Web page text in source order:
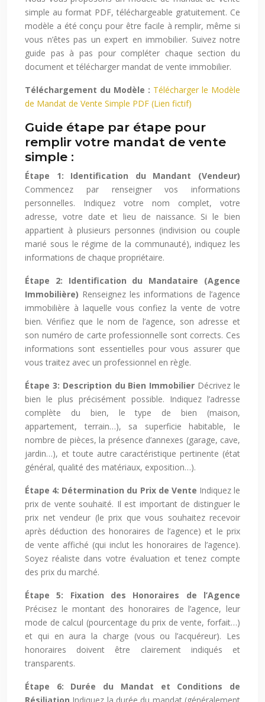
simple au format PDF, téléchargeable gratuitement. Ce
modèle a été conçu pour être facile à remplir, même si
vous n’êtes pas un expert en immobilier. Suivez notre
guide pas à pas pour compléter chaque section du
document et télécharger mandat de vente immobilier.
Téléchargement du Modèle : Télécharger le Modèle
de Mandat de Vente Simple PDF (Lien fictif)
Guide étape par étape pour
remplir votre mandat de vente
simple :
Étape 1: Identification du Mandant (Vendeur)
Commencez par renseigner vos informations
personnelles. Indiquez votre nom complet, votre
adresse, votre date et lieu de naissance. Si le bien
appartient à plusieurs personnes (indivision ou couple
marié sous le régime de la communauté), indiquez les
informations de chaque propriétaire.
Étape 2: Identification du Mandataire (Agence
Immobilière) Renseignez les informations de l’agence
immobilière à laquelle vous confiez la vente de votre
bien. Vérifiez que le nom de l’agence, son adresse et
son numéro de carte professionnelle sont corrects. Ces
informations sont essentielles pour vous assurer que
vous traitez avec un professionnel en règle.
Étape 3: Description du Bien Immobilier Décrivez le
bien le plus précisément possible. Indiquez l’adresse
complète du bien, le type de bien (maison,
appartement, terrain…), sa superficie habitable, le
nombre de pièces, la présence d’annexes (garage, cave,
jardin…), et toute autre caractéristique pertinente (état
général, qualité des matériaux, exposition…).
Étape 4: Détermination du Prix de Vente Indiquez le
prix de vente souhaité. Il est important de distinguer le
prix net vendeur (le prix que vous souhaitez recevoir
après déduction des honoraires de l’agence) et le prix
de vente affiché (qui inclut les honoraires de l’agence).
Soyez réaliste dans votre évaluation et tenez compte
des prix du marché.
Étape 5: Fixation des Honoraires de l’Agence
Précisez le montant des honoraires de l’agence, leur
mode de calcul (pourcentage du prix de vente, forfait…)
et qui en aura la charge (vous ou l’acquéreur). Les
honoraires doivent être clairement indiqués et
transparents.
Étape 6: Durée du Mandat et Conditions de